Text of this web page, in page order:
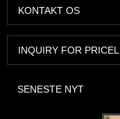
KONTAKT OS
INQUIRY FOR
SENESTE NYT